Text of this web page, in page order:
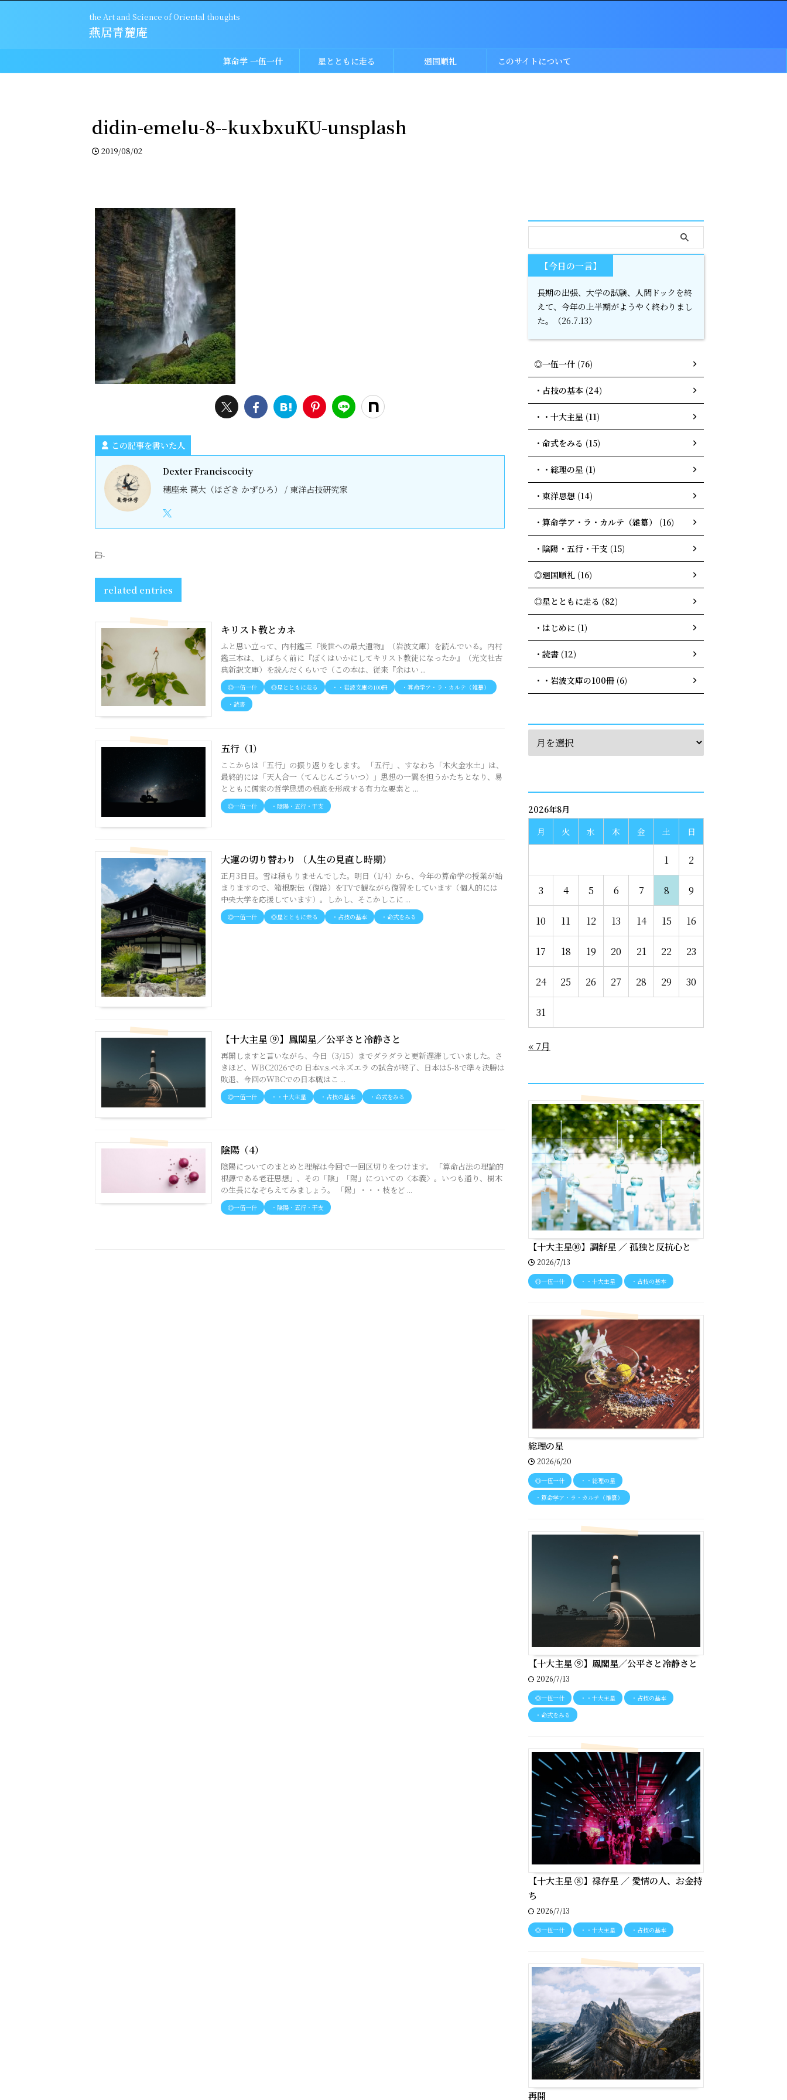
the Art and Science of Oriental thoughts
燕居青麓庵
算命学 一伍一什 星とともに走る 廻国順礼 このサイトについて
didin-emelu-8--kuxbxuKU-unsplash
2019/08/02
この記事を書いた人
Dexter Franciscocity
穗座来 萬大（ほざき かずひろ） / 東洋占技研究家
-
related entries
キリスト教とカネ
ふと思い立って、内村鑑三『後世への最大遺物』（岩波文庫）を読んでいる。内村
鑑三本は、しばらく前に『ぼくはいかにしてキリスト教徒になったか』（光文社古
典新訳文庫）を読んだくらいで（この本は、従来『余はい ...
◎一伍一什 ◎星とともに走る ・・岩波文庫の100冊
・算命学ア・ラ・カルテ（雑纂）
・読書
五行（1）
ここからは「五行」の振り返りをします。 「五行」、すなわち「木火金水土」は、
最終的には「天人合一（てんじんごういつ）」思想の一翼を担うかたちとなり、易
とともに儒家の哲学思想の根底を形成する有力な要素と ...
◎一伍一什 ・陰陽・五行・干支
大運の切り替わり （人生の見直し時期）
正月3日目。雪は積もりませんでした。明日（1/4）から、今年の算命学の授業が始
まりますので、箱根駅伝（復路）をTVで観ながら復習をしています（個人的には
中央大学を応援しています）。しかし、そこかしこに ...
◎一伍一什 ◎星とともに走る ・占技の基本 ・命式をみる
【十大主星 ⑨】鳳閣星／公平さと冷静さと
再開しますと言いながら、今日（3/15）までダラダラと更新遅滞していました。さ
きほど、WBC2026での 日本v.s.ベネズエラ の試合が終了、日本は5-8で準々決勝は
敗退、今回のWBCでの日本戦はこ ...
◎一伍一什 ・・十大主星 ・占技の基本 ・命式をみる
陰陽（4）
陰陽についてのまとめと理解は今回で一回区切りをつけます。 「算命占法の理論的
根源である老荘思想」、その「陰」「陽」についての〈本義〉。いつも通り、樹木
の生長になぞらえてみましょう。 「陽」・・・枝をど ...
◎一伍一什 ・陰陽・五行・干支
【今日の一言】
長期の出張、大学の試験、人間ドックを終
えて、今年の上半期がようやく終わりまし
た。（26.7.13）
◎一伍一什 (76)
・占技の基本 (24)
・・十大主星 (11)
・命式をみる (15)
・・総理の星 (1)
・東洋思想 (14)
・算命学ア・ラ・カルテ（雑纂） (16)
・陰陽・五行・干支 (15)
◎廻国順礼 (16)
◎星とともに走る (82)
・はじめに (1)
・読書 (12)
・・岩波文庫の100冊 (6)
2026年8月
月
火 水 木 金 土 日
1 2
3 4 5 6 7 8 9
10 11 12 13 14 15 16
17 18 19 20 21 22 23
24 25 26 27 28 29 30
31
« 7月
【十大主星⑩】調舒星 ／ 孤独と反抗心と
2026/7/13
◎一伍一什 ・・十大主星 ・占技の基本
総理の星
2026/6/20
◎一伍一什
・・総理の星
・算命学ア・ラ・カルテ（雑纂）
【十大主星 ⑨】鳳閣星／公平さと冷静さと
2026/7/13
◎一伍一什 ・・十大主星
・占技の基本
・命式をみる
【十大主星 ⑧】禄存星 ／ 愛情の人、お金持
ち
2026/7/13
◎一伍一什 ・・十大主星 ・占技の基本
再開